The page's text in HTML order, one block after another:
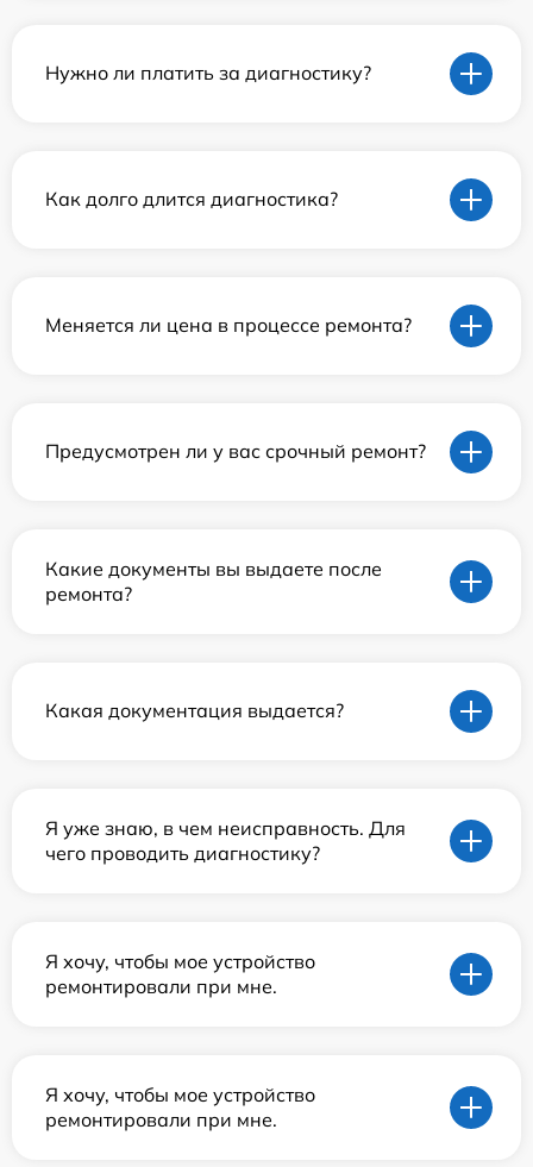
Нужно ли платить за диагностику?
Как долго длится диагностика?
Меняется ли цена в процессе ремонта?
Предусмотрен ли у вас срочный ремонт?
Какие документы вы выдаете после
ремонта?
Какая документация выдается?
Я уже знаю, в чем неисправность. Для
чего проводить диагностику?
Я хочу, чтобы мое устройство
ремонтировали при мне.
Я хочу, чтобы мое устройство
ремонтировали при мне.